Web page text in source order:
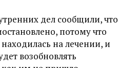
дел сообщили, что
потому что
на лечении, и
возобновлять